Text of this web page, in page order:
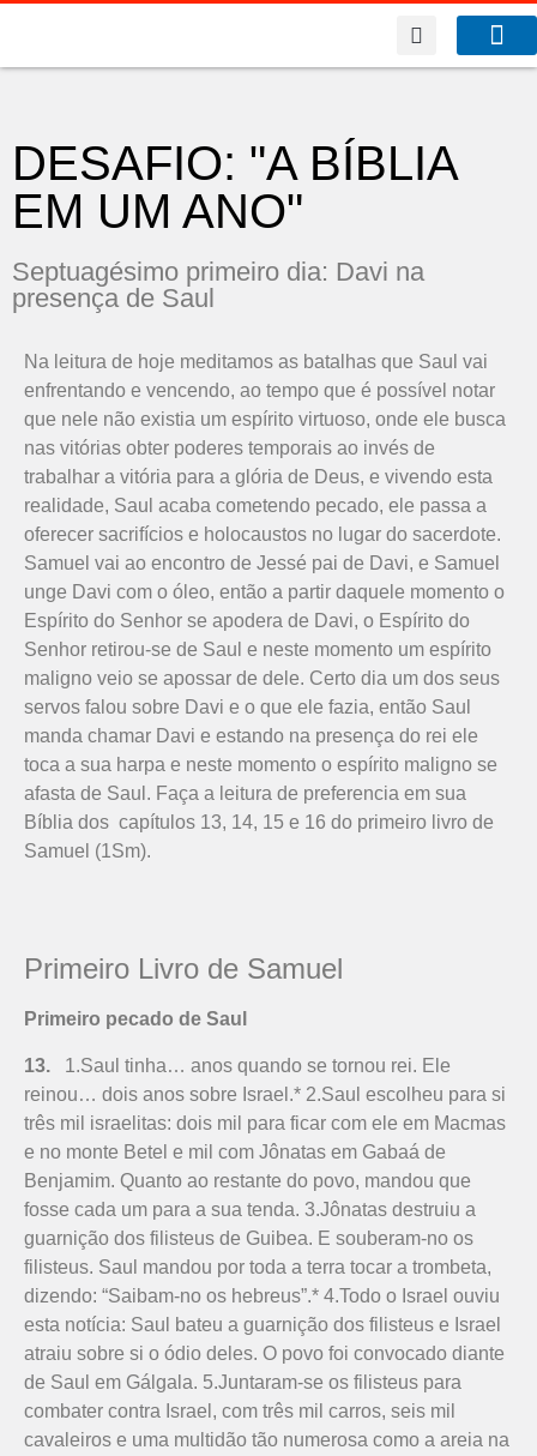
DESAFIO: "A BÍBLIA
EM UM ANO"
Septuagésimo primeiro dia: Davi na
presença de Saul
Na leitura de hoje meditamos as batalhas que Saul vai
enfrentando e vencendo, ao tempo que é possível notar
que nele não existia um espírito virtuoso, onde ele busca
nas vitórias obter poderes temporais ao invés de
trabalhar a vitória para a glória de Deus, e vivendo esta
realidade, Saul acaba cometendo pecado, ele passa a
oferecer sacrifícios e holocaustos no lugar do sacerdote.
Samuel vai ao encontro de Jessé pai de Davi, e Samuel
unge Davi com o óleo, então a partir daquele momento o
Espírito do Senhor se apodera de Davi, o Espírito do
Senhor retirou-se de Saul e neste momento um espírito
maligno veio se apossar de dele. Certo dia um dos seus
servos falou sobre Davi e o que ele fazia, então Saul
manda chamar Davi e estando na presença do rei ele
toca a sua harpa e neste momento o espírito maligno se
afasta de Saul. Faça a leitura de preferencia em sua
Bíblia dos capítulos 13, 14, 15 e 16 do primeiro livro de
Samuel (1Sm).
Primeiro Livro de Samuel
Primeiro pecado de Saul
13. 1.Saul tinha… anos quando se tornou rei. Ele
reinou… dois anos sobre Israel.* 2.Saul escolheu para si
três mil israelitas: dois mil para ficar com ele em Macmas
e no monte Betel e mil com Jônatas em Gabaá de
Benjamim. Quanto ao restante do povo, mandou que
fosse cada um para a sua tenda. 3.Jônatas destruiu a
guarnição dos filisteus de Guibea. E souberam-no os
filisteus. Saul mandou por toda a terra tocar a trombeta,
dizendo: “Saibam-no os hebreus”.* 4.Todo o Israel ouviu
esta notícia: Saul bateu a guarnição dos filisteus e Israel
atraiu sobre si o ódio deles. O povo foi convocado diante
de Saul em Gálgala. 5.Juntaram-se os filisteus para
combater contra Israel, com três mil carros, seis mil
cavaleiros e uma multidão tão numerosa como a areia na